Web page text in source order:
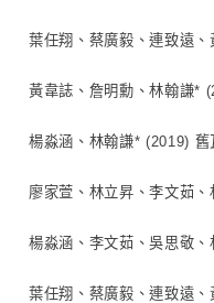
葉任翔、蔡廣毅、連致遠
黃韋誌、詹明勳、林翰謙*
楊淼涵、林翰謙* (2019) 舊
廖家萱、林立昇、李文茹
楊淼涵、李文茹、吳思敬
葉任翔、蔡廣毅、連致遠